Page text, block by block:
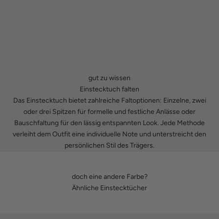
gut zu wissen
Einstecktuch falten
Das Einstecktuch bietet zahlreiche Faltoptionen: Einzelne, zwei
oder drei Spitzen für formelle und festliche Anlässe oder
Bauschfaltung für den lässig entspannten Look. Jede Methode
verleiht dem Outfit eine individuelle Note und unterstreicht den
persönlichen Stil des Trägers.
doch eine andere Farbe?
Ähnliche Einstecktücher